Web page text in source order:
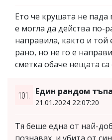
Ето че крушата не пада
е могла да действа по-
направила, както и
рано, но не го е
сметка обаче нещата
101. Един рандом
21.01.2024 22:07:20
Тя беше една от най-